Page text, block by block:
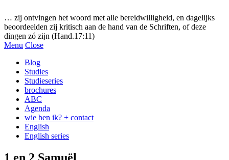
… zij ontvingen het woord met alle bereidwilligheid, en dagelijks
beoordeelden zij kritisch aan de hand van de Schriften, of deze
dingen zó zijn (Hand.17:11)
Menu Close
Blog
Studies
Studieseries
brochures
ABC
Agenda
wie ben ik? + contact
English
English series